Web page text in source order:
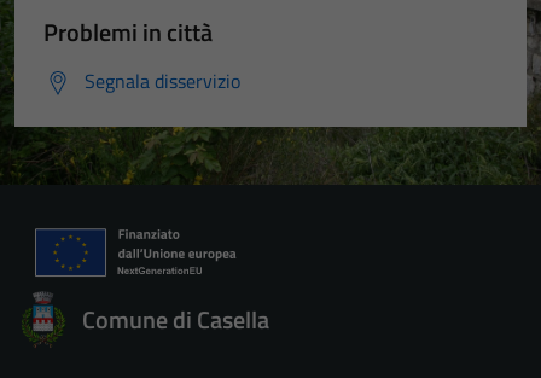
Problemi in città
Segnala disservizio
Comune di Casella